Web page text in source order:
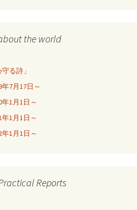
the world
る詩」
7月17日～
1月1日～
1月1日～
1月1日～
Reports